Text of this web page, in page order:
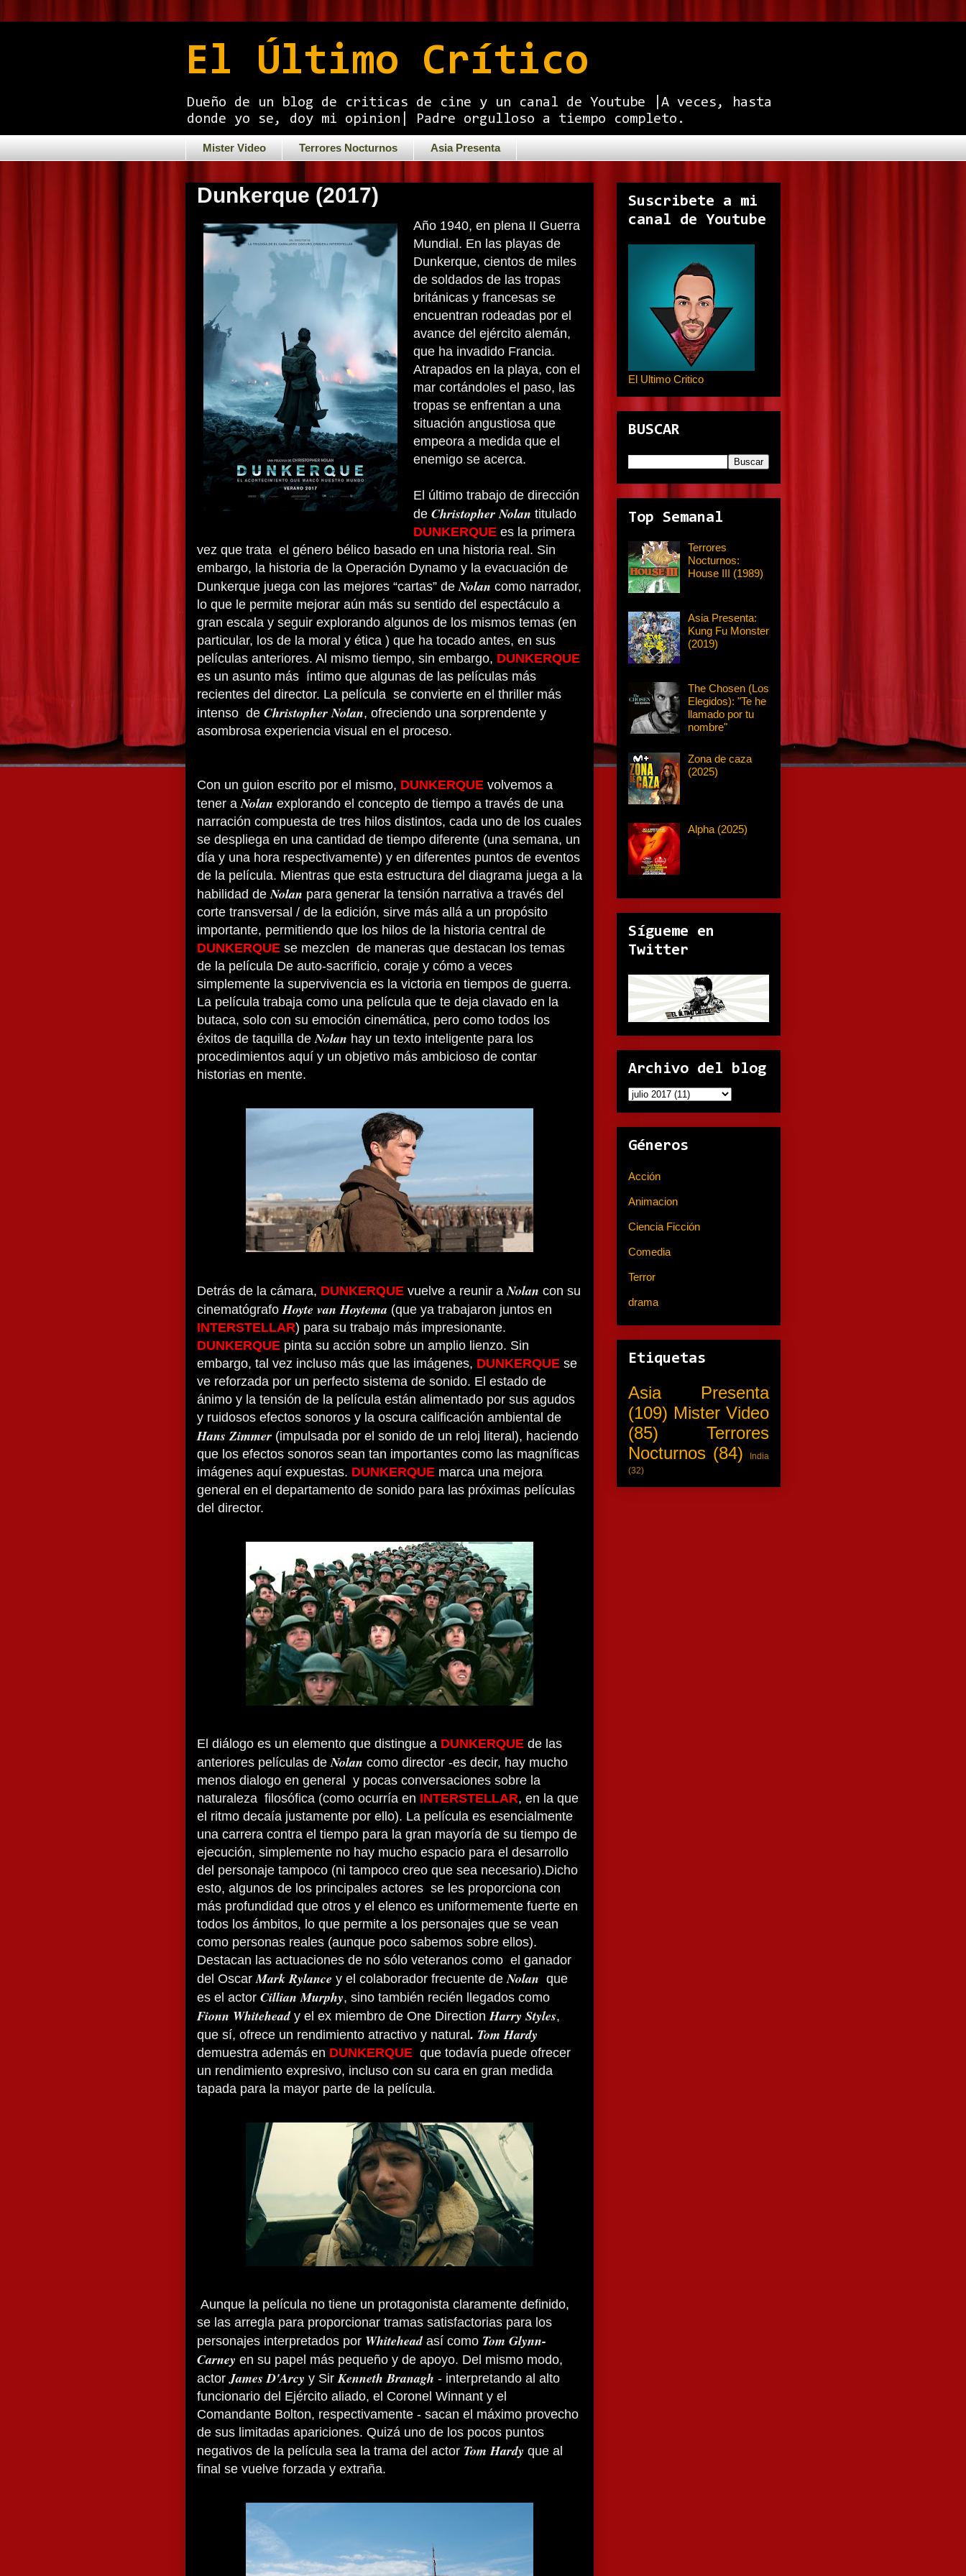
El Último Crítico
Dueño de un blog de criticas de cine y un canal de Youtube |A veces, hasta
donde yo se, doy mi opinion| Padre orgulloso a tiempo completo.
Mister Video Terrores Nocturnos Asia Presenta
Dunkerque (2017)
Año 1940, en plena II Guerra
Mundial. En las playas de
Dunkerque, cientos de miles
de soldados de las tropas
británicas y francesas se
encuentran rodeadas por el
avance del ejército alemán,
que ha invadido Francia.
Atrapados en la playa, con el
mar cortándoles el paso, las
tropas se enfrentan a una
situación angustiosa que
empeora a medida que el
enemigo se acerca.
El último trabajo de dirección
de Christopher Nolan titulado
DUNKERQUE es la primera
vez que trata el género bélico basado en una historia real. Sin
embargo, la historia de la Operación Dynamo y la evacuación de
Dunkerque juega con las mejores “cartas” deNolan como narrador,
lo que le permite mejorar aún más su sentido del espectáculo a
gran escala y seguir explorando algunos de los mismos temas (en
particular, los de la moral y ética ) que ha tocado antes, en sus
películas anteriores. Al mismo tiempo, sin embargo, DUNKERQUE
es un asunto más íntimo que algunas de las películas más
recientes del director. La película se convierte en el thriller más
intenso de Christopher Nolan, ofreciendo una sorprendente y
asombrosa experiencia visual en el proceso.
Con un guion escrito por el mismo, DUNKERQUE volvemos a
tener aNolan explorando el concepto de tiempo a través de una
narración compuesta de tres hilos distintos, cada uno de los cuales
se despliega en una cantidad de tiempo diferente (una semana, un
día y una hora respectivamente) y en diferentes puntos de eventos
de la película. Mientras que esta estructura del diagrama juega a la
habilidad deNolan para generar la tensión narrativa a través del
corte transversal / de la edición, sirve más allá a un propósito
importante, permitiendo que los hilos de la historia central de
DUNKERQUE se mezclen de maneras que destacan los temas
de la película De auto-sacrificio, coraje y cómo a veces
simplemente la supervivencia es la victoria en tiempos de guerra.
La película trabaja como una película que te deja clavado en la
butaca, solo con su emoción cinemática, pero como todos los
éxitos de taquilla deNolan hay un texto inteligente para los
procedimientos aquí y un objetivo más ambicioso de contar
historias en mente.
Detrás de la cámara, DUNKERQUE vuelve a reunir aNolan con su
cinematógrafoHoyte van Hoytema (que ya trabajaron juntos en
INTERSTELLAR) para su trabajo más impresionante.
DUNKERQUE pinta su acción sobre un amplio lienzo. Sin
embargo, tal vez incluso más que las imágenes, DUNKERQUE se
ve reforzada por un perfecto sistema de sonido. El estado de
ánimo y la tensión de la película están alimentado por sus agudos
y ruidosos efectos sonoros y la oscura calificación ambiental de
Hans Zimmer (impulsada por el sonido de un reloj literal), haciendo
que los efectos sonoros sean tan importantes como las magníficas
imágenes aquí expuestas. DUNKERQUE marca una mejora
general en el departamento de sonido para las próximas películas
del director.
El diálogo es un elemento que distingue a DUNKERQUE de las
anteriores películas deNolan como director -es decir, hay mucho
menos dialogo en general y pocas conversaciones sobre la
naturaleza filosófica (como ocurría en INTERSTELLAR, en la que
el ritmo decaía justamente por ello). La película es esencialmente
una carrera contra el tiempo para la gran mayoría de su tiempo de
ejecución, simplemente no hay mucho espacio para el desarrollo
del personaje tampoco (ni tampoco creo que sea necesario).Dicho
esto, algunos de los principales actores se les proporciona con
más profundidad que otros y el elenco es uniformemente fuerte en
todos los ámbitos, lo que permite a los personajes que se vean
como personas reales (aunque poco sabemos sobre ellos).
Destacan las actuaciones de no sólo veteranos como el ganador
del OscarMark Rylance y el colaborador frecuente deNolan que
es el actor Cillian Murphy, sino también recién llegados como
Fionn Whiteheady el ex miembro de One DirectionHarry Styles,
que sí, ofrece un rendimiento atractivo y natural . Tom Hardy
demuestra además en DUNKERQUE que todavía puede ofrecer
un rendimiento expresivo, incluso con su cara en gran medida
tapada para la mayor parte de la película.
Aunque la película no tiene un protagonista claramente definido,
se las arregla para proporcionar tramas satisfactorias para los
personajes interpretados por Whiteheadasí como Tom Glynn-
Carney en su papel más pequeño y de apoyo. Del mismo modo,
actorJames D'Arcy y SirKenneth Branagh - interpretando al alto
funcionario del Ejército aliado, el Coronel Winnant y el
Comandante Bolton, respectivamente - sacan el máximo provecho
de sus limitadas apariciones. Quizá uno de los pocos puntos
negativos de la película sea la trama del actor Tom Hardy que al
final se vuelve forzada y extraña.
Suscribete a mi
canal de Youtube
El Ultimo Critico
BUSCAR
Top Semanal
Terrores
Nocturnos:
House III (1989)
Asia Presenta:
Kung Fu Monster
(2019)
The Chosen (Los
Elegidos): "Te he
llamado por tu
nombre"
Zona de caza
(2025)
Alpha (2025)
Sígueme en
Twitter
Archivo del blog
Géneros
Acción
Animacion
Ciencia Ficción
Comedia
Terror
drama
Etiquetas
Asia Presenta
(109) Mister Video
(85)
Terrores
Nocturnos (84)
India
(32)